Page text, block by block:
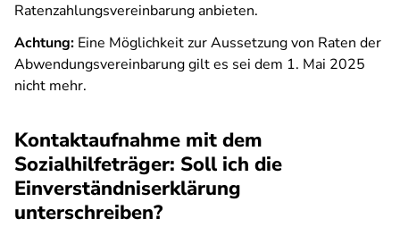
Ratenzahlungsvereinbarung anbieten.
Achtung: Eine Möglichkeit zur Aussetzung von Raten der
Abwendungsvereinbarung gilt es sei dem 1. Mai 2025
nicht mehr.
Kontaktaufnahme mit dem
Sozialhilfeträger: Soll ich die
Einverständniserklärung
unterschreiben?